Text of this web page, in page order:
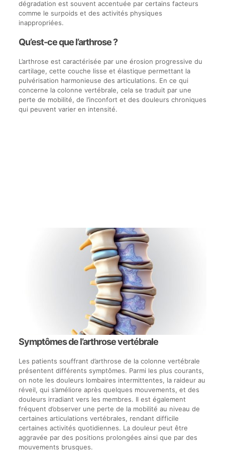
dégradation est souvent accentuée par certains facteurs
comme le surpoids et des activités physiques
inappropriées.
Qu’est-ce que l’arthrose ?
L’arthrose est caractérisée par une érosion progressive du
cartilage, cette couche lisse et élastique permettant la
pulvérisation harmonieuse des articulations. En ce qui
concerne la colonne vertébrale, cela se traduit par une
perte de mobilité, de l’inconfort et des douleurs chroniques
qui peuvent varier en intensité.
Symptômes de l’arthrose vertébrale
Les patients souffrant d’arthrose de la colonne vertébrale
présentent différents symptômes. Parmi les plus courants,
on note les douleurs lombaires intermittentes, la raideur au
réveil, qui s’améliore après quelques mouvements, et des
douleurs irradiant vers les membres. Il est également
fréquent d’observer une perte de la mobilité au niveau de
certaines articulations vertébrales, rendant difficile
certaines activités quotidiennes. La douleur peut être
aggravée par des positions prolongées ainsi que par des
mouvements brusques.